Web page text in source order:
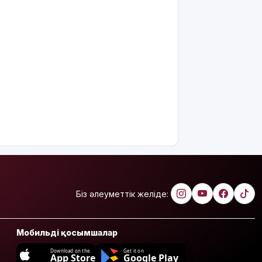
Біз әлеуметтік желіде:
Мобильді қосымшалар
Download on the
App Store
Get it on
Google Play